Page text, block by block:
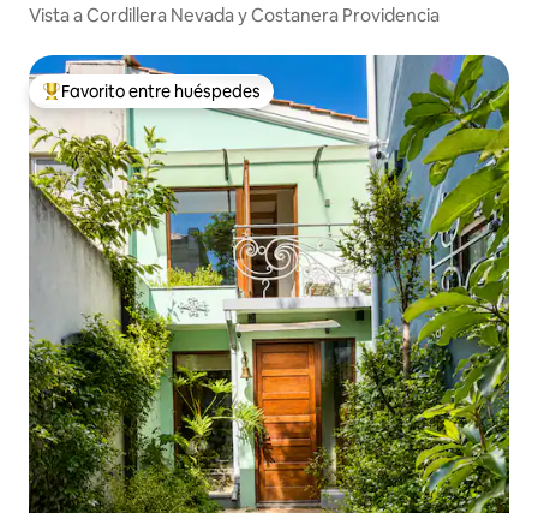
Vista a Cordillera Nevada y Costanera Providencia
De los mejores en Favorito entre huéspedes
Favorito entre huéspedes